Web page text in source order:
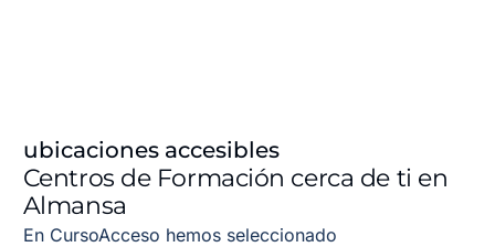
ubicaciones accesibles
Centros de Formación cerca de ti en
Almansa
En CursoAcceso hemos seleccionado